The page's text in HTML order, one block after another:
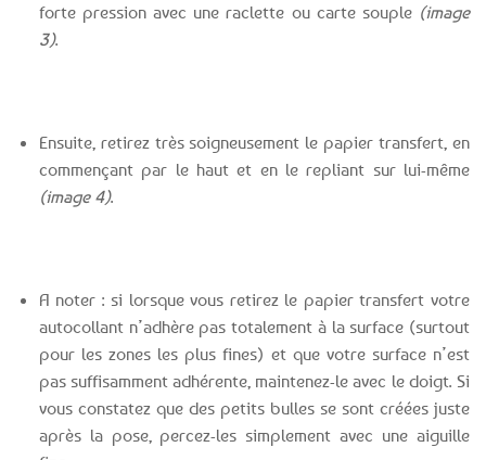
forte pression avec une raclette ou carte souple (image
3).
Ensuite, retirez très soigneusement le papier transfert, en
commençant par le haut et en le repliant sur lui-même
(image 4).
A noter : si lorsque vous retirez le papier transfert votre
autocollant n’adhère pas totalement à la surface (surtout
pour les zones les plus fines) et que votre surface n’est
pas suffisamment adhérente, maintenez-le avec le doigt. Si
vous constatez que des petits bulles se sont créées juste
après la pose, percez-les simplement avec une aiguille